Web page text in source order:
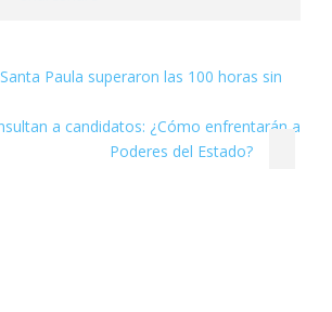
Paula superaron las 100 horas sin
a candidatos: ¿Cómo enfrentarán a
Poderes del Estado?